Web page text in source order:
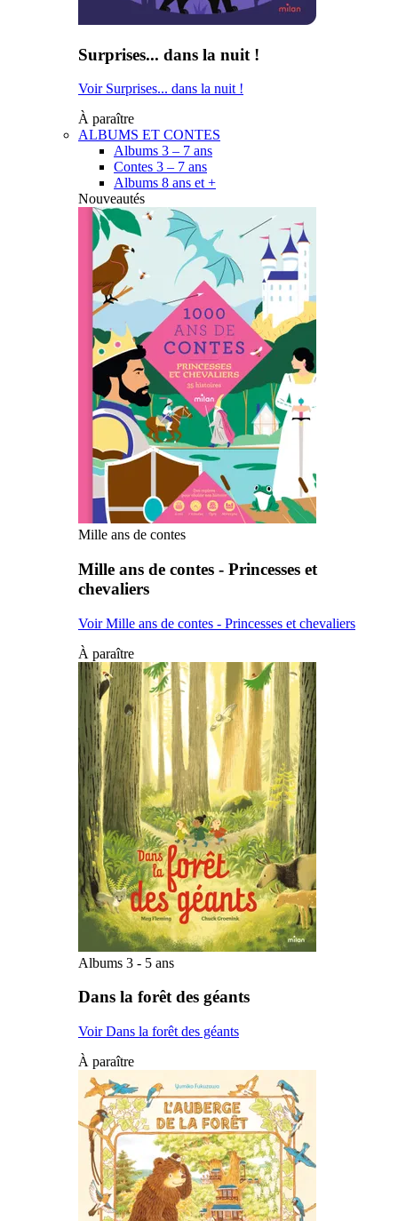
Surprises... dans la nuit !
Voir Surprises... dans la nuit !
À paraître
ALBUMS ET CONTES
Albums 3 – 7 ans
Contes 3 – 7 ans
Albums 8 ans et +
Nouveautés
Mille ans de contes
Mille ans de contes - Princesses et
chevaliers
Voir Mille ans de contes - Princesses et chevaliers
À paraître
Albums 3 - 5 ans
Dans la forêt des géants
Voir Dans la forêt des géants
À paraître